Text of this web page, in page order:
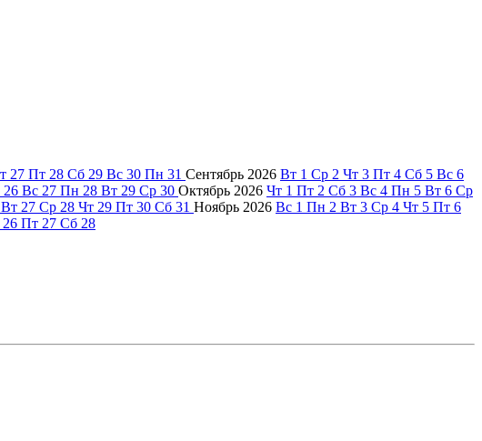
27 Пт 28 Сб 29 Вс 30 Пн 31 Сентябрь 2026 Вт 1 Ср 2 Чт 3 Пт 4 Сб 5 Вс 6
26 Вс 27 Пн 28 Вт 29 Ср 30 Октябрь 2026 Чт 1 Пт 2 Сб 3 Вс 4 Пн 5 Вт 6 Ср
Вт 27 Ср 28 Чт 29 Пт 30 Сб 31 Ноябрь 2026 Вс 1 Пн 2 Вт 3 Ср 4 Чт 5 Пт 6
26 Пт 27 Сб 28